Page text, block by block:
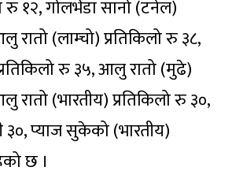
रु १२, गोलभेँडा सानो (टनेल)
रातो (लाम्चो) प्रतिकिलो रु ३८,
रु ३५, आलु रातो (मुढे)
रातो (भारतीय) प्रतिकिलो रु ३०,
प्याज सुकेको (भारतीय)
छ ।